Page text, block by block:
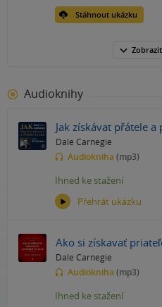
Stáhnout ukázku
Zobrazit
Audioknihy
Jak získávat přátele
Dale Carnegie
Audiokniha (mp3)
Přehrát ukázku
Ihned ke stažení
Ako si získavať
Dale Carnegie
Audiokniha (mp3)
Ihned ke stažení